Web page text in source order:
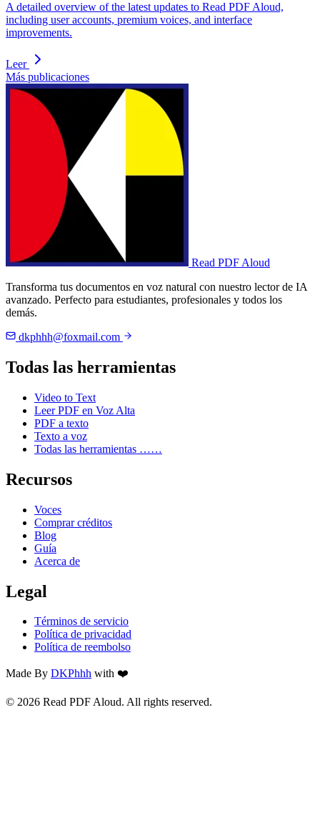
A detailed overview of the latest updates to Read PDF Aloud,
including user accounts, premium voices, and interface
improvements.
Leer
Más publicaciones
Read PDF Aloud
Transforma tus documentos en voz natural con nuestro lector de IA
avanzado. Perfecto para estudiantes, profesionales y todos los
demás.
dkphhh@foxmail.com
Todas las herramientas
Video to Text
Leer PDF en Voz Alta
PDF a texto
Texto a voz
Todas las herramientas ……
Recursos
Voces
Comprar créditos
Blog
Guía
Acerca de
Legal
Términos de servicio
Política de privacidad
Política de reembolso
Made By DKPhhh with ❤️
© 2026 Read PDF Aloud. All rights reserved.